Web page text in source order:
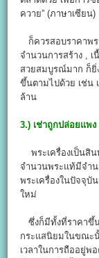
ควาย” (ภาษาเซียน)
ก็ควรสอบราคาพร
จำนวนการสร้าง ,
สวยสมบูรณ์มาก ก็ยิ่
ขึ้นตามไปด้วย เช่น
ล้าน
3.) เช่าถูกปล่อยแพง
พระเครื่องเป็นสิ
จำนวนพระแท้มีจำน
พระเครื่องในปัจจุบั
ใหม่
ซึ่งก็มีทั้งที่ราคาขึ้น
กระแสนิยมในขณะ
เวลาในการถืออยู่พ